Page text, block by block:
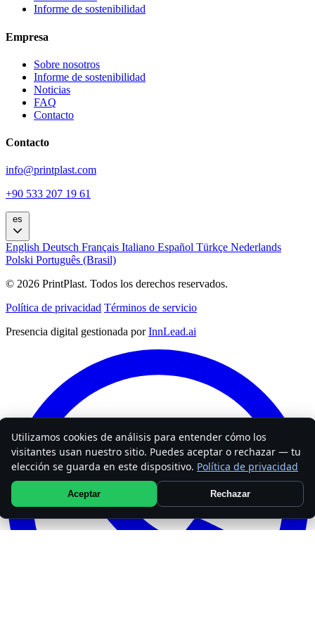
Informe de sostenibilidad
Empresa
Sobre nosotros
Informe de sostenibilidad
Noticias
FAQ
Contacto
Contacto
info@printplast.com
+90 533 207 19 61
es
English Deutsch Français Italiano Español Türkçe Nederlands
Polski Português (Brasil)
© 2026 PrintPlast. Todos los derechos reservados.
Política de privacidad Términos de servicio
Presencia digital gestionada porInnLead.ai
Utilizamos cookies de análisis para entender cómo los
visitantes usan nuestro sitio. Puedes aceptar o rechazar — tu
elección se guarda en este dispositivo. Política de privacidad
Aceptar Rechazar